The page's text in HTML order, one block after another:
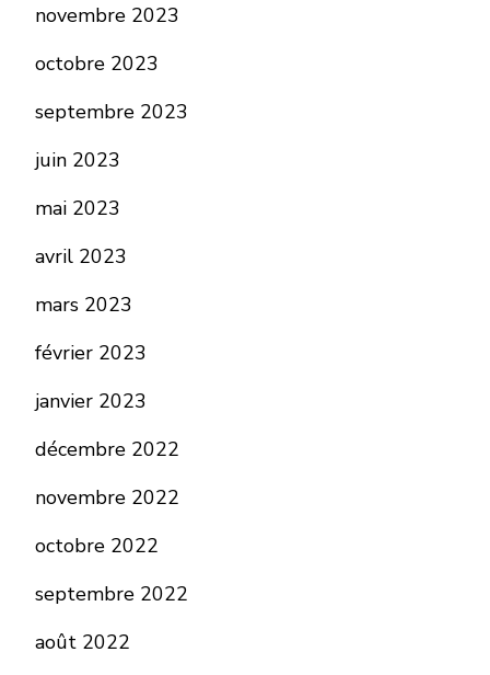
novembre 2023
octobre 2023
septembre 2023
juin 2023
mai 2023
avril 2023
mars 2023
février 2023
janvier 2023
décembre 2022
novembre 2022
octobre 2022
septembre 2022
août 2022